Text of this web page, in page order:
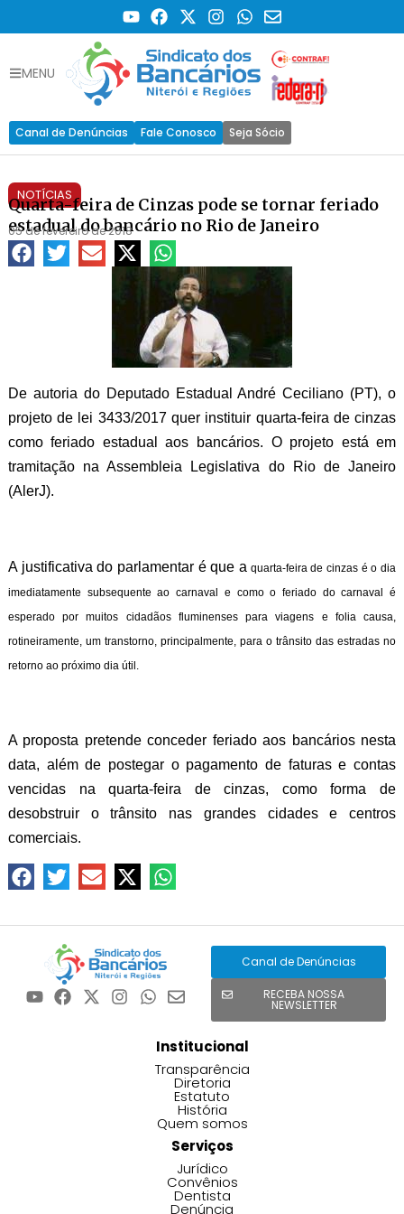
MENU
Canal de Denúncias Fale Conosco Seja Sócio
NOTÍCIAS
Quarta-feira de Cinzas pode se tornar feriado
estadual do bancário no Rio de Janeiro
05 de fevereiro de 2018
De autoria do Deputado Estadual André Ceciliano (PT), o
projeto de lei 3433/2017 quer instituir quarta-feira de cinzas
como feriado estadual aos bancários. O projeto está em
tramitação na Assembleia Legislativa do Rio de Janeiro
(AlerJ).
A justificativa do parlamentar é que a quarta-feira de cinzas é o dia
imediatamente subsequente ao carnaval e como o feriado do carnaval é
esperado por muitos cidadãos fluminenses para viagens e folia causa,
rotineiramente, um transtorno, principalmente, para o trânsito das estradas no
retorno ao próximo dia útil.
A proposta pretende conceder feriado aos bancários nesta
data, além de postegar o pagamento de faturas e contas
vencidas na quarta-feira de cinzas, como forma de
desobstruir o trânsito nas grandes cidades e centros
comerciais.
Canal de Denúncias
RECEBA NOSSA
NEWSLETTER
Institucional
Transparência
Diretoria
Estatuto
História
Quem somos
Serviços
Jurídico
Convênios
Dentista
Denúncia